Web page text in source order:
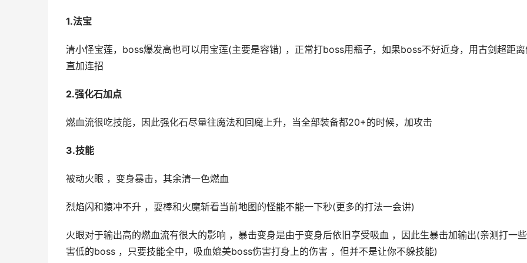
1.法宝
清小怪宝莲，boss爆发高也可以用宝莲(主要是容错) ，正常打boss用瓶子，如果boss不好近身，用古剑超距
直加连招
2.强化石加点
燃血流很吃技能，因此强化石尽量往魔法和回魔上升，当全部装备都20+的时候，加攻击
3.技能
被动火眼 ，变身暴击，其余清一色燃血
烈焰闪和猿冲不升 ，耍棒和火魔斩看当前地图的怪能不能一下秒(更多的打法一会讲)
火眼对于输出高的燃血流有很大的影响 ，暴击变身是由于变身后依旧享受吸血 ，因此生暴击加输出(亲测打一
害低的boss ，只要技能全中，吸血媲美boss伤害打身上的伤害 ，但并不是让你不躲技能)